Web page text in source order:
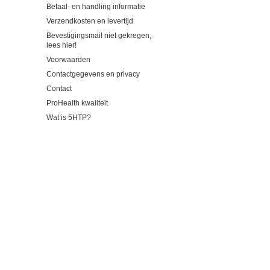
Betaal- en handling informatie
Verzendkosten en levertijd
Bevestigingsmail niet gekregen,
lees hier!
Voorwaarden
Contactgegevens en privacy
Contact
ProHealth kwaliteit
Wat is 5HTP?